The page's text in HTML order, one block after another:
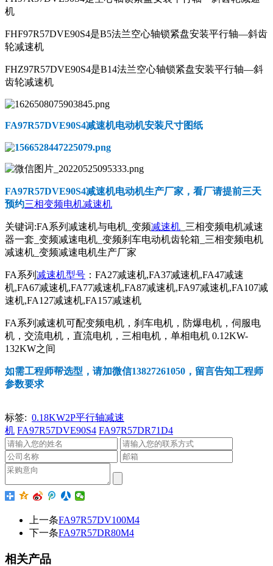
机
FHF97R57DVE90S4是B5法兰空心轴锁紧盘安装平行轴—斜齿
轮减速机
FHZ97R57DVE90S4是B14法兰空心轴锁紧盘安装平行轴—斜
齿轮减速机
FA97R57DVE90S4减速机电动机安装尺寸图纸
FA97R57DVE90S4减速机电动机生产厂家，看厂请提前三天
预约三相变频电机减速机
关键词:FA系列减速机与电机_变频减速机 _三相变频电机减速
器一套_变频减速电机_变频刹车电动机齿轮箱_三相变频电机
减速机_变频减速电机生产厂家
FA系列 减速机型号 ：FA27减速机,FA37减速机,FA47减速
机,FA67减速机,FA77减速机,FA87减速机,FA97减速机,FA107减
速机,FA127减速机,FA157减速机
FA系列减速机可配变频电机，刹车电机，防爆电机，伺服电
机，交流电机，直流电机，三相电机，单相电机 0.12KW-
132KW之间
如需工程师帮选型，请加微信13827261050，留言告知工程师
参数要求
标签: 0.18KW2P平行轴减速
机 FA97R57DVE90S4 FA97R57DR71D4
上一条FA97R57DV100M4
下一条FA97R57DR80M4
相关产品